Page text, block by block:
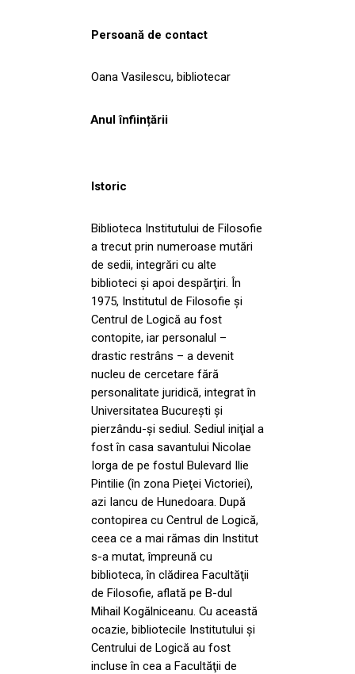
Persoană de contact
Oana Vasilescu, bibliotecar
Anul înființării
Istoric
Biblioteca Institutului de Filosofie
a trecut prin numeroase mutări
de sedii, integrări cu alte
biblioteci şi apoi despărţiri. În
1975, Institutul de Filosofie şi
Centrul de Logică au fost
contopite, iar personalul –
drastic restrâns – a devenit
nucleu de cercetare fără
personalitate juridică, integrat în
Universitatea Bucureşti şi
pierzându-şi sediul. Sediul iniţial a
fost în casa savantului Nicolae
Iorga de pe fostul Bulevard Ilie
Pintilie (în zona Pieţei Victoriei),
azi Iancu de Hunedoara. După
contopirea cu Centrul de Logică,
ceea ce a mai rămas din Institut
s-a mutat, împreună cu
biblioteca, în clădirea Facultăţii
de Filosofie, aflată pe B-dul
Mihail Kogălniceanu. Cu această
ocazie, bibliotecile Institutului şi
Centrului de Logică au fost
incluse în cea a Facultăţii de